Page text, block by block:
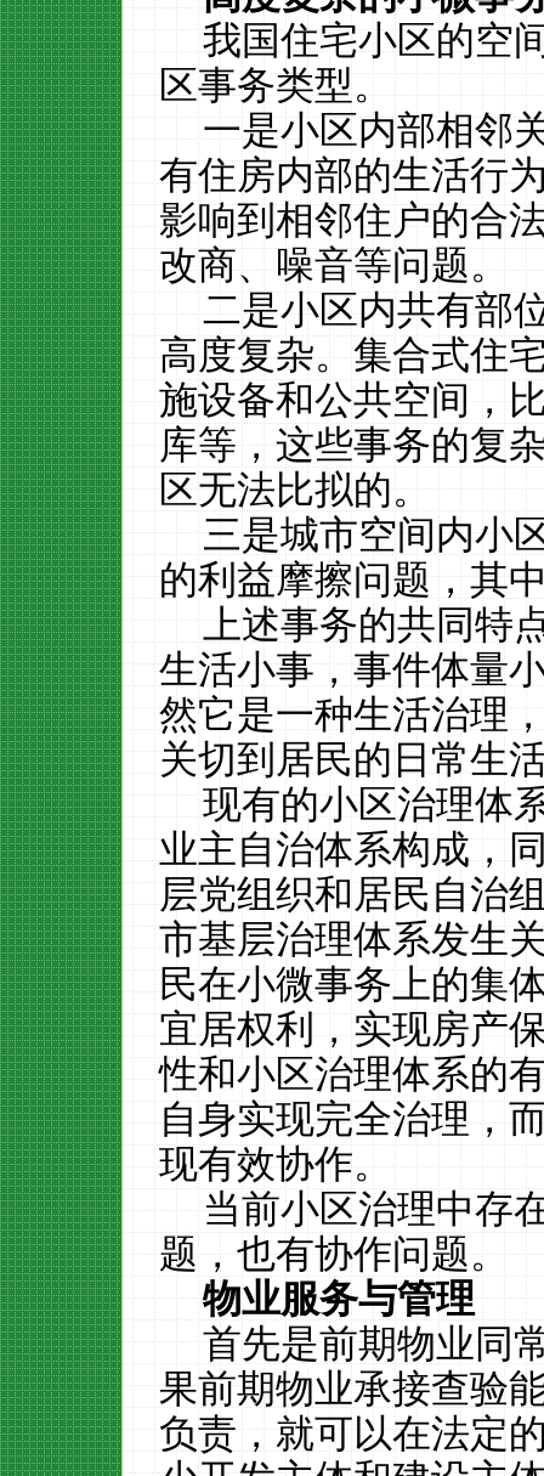
我国住宅小区的空
区事务类型。
一是小区内部相邻
有住房内部的生活行
影响到相邻住户的合
改商、噪音等问题。
二是小区内共有部
高度复杂。集合式住
施设备和公共空间，
库等，这些事务的复
区无法比拟的。
三是城市空间内小
的利益摩擦问题，其
上述事务的共同特
生活小事，事件体量
然它是一种生活治理
关切到居民的日常生
现有的小区治理体
业主自治体系构成，
层党组织和居民自治
市基层治理体系发生
民在小微事务上的集
宜居权利，实现房产
性和小区治理体系的
自身实现完全治理，
现有效协作。
当前小区治理中存
题，也有协作问题。
物业服务与管理
首先是前期物业同
果前期物业承接查验
负责，就可以在法定